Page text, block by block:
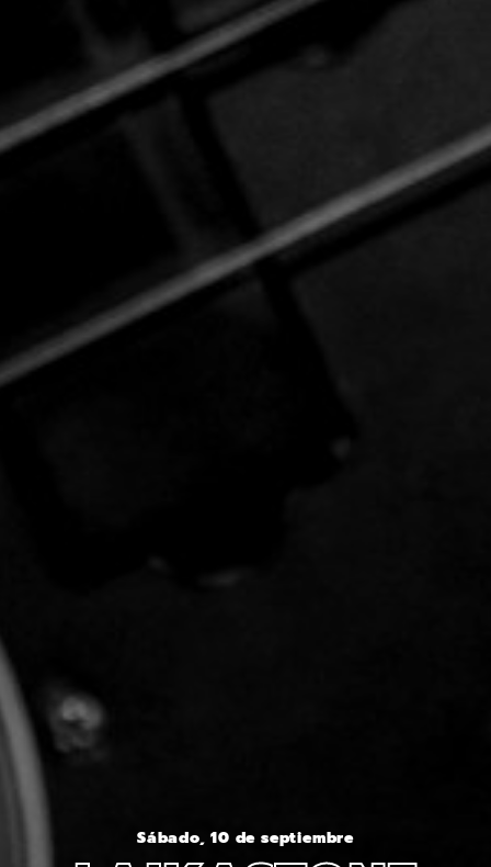
Sábado, 10 de septiembre